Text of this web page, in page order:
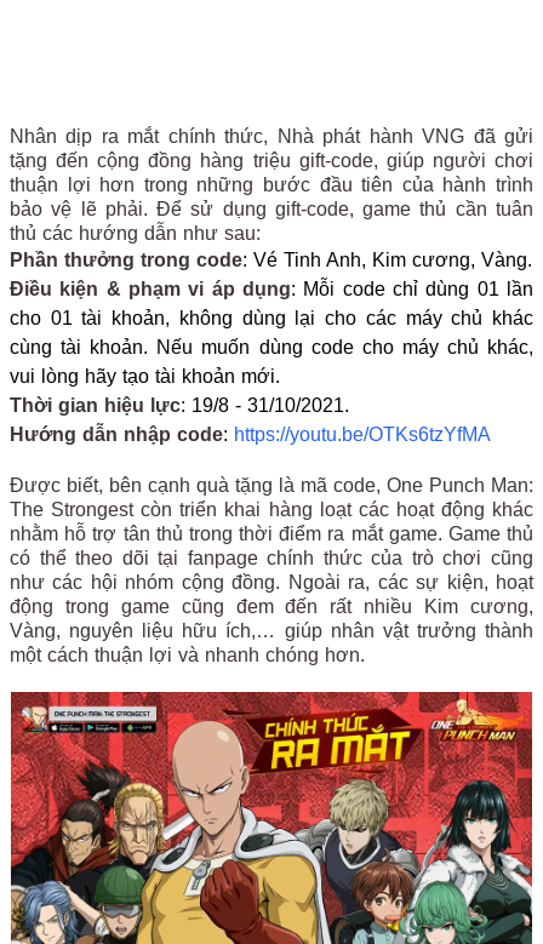
Nhân dịp ra mắt chính thức, Nhà phát hành VNG đã gửi
tặng đến cộng đồng hàng triệu gift-code, giúp người chơi
thuận lợi hơn trong những bước đầu tiên của hành trình
bảo vệ lẽ phải. Để sử dụng gift-code, game thủ cần tuân
thủ các hướng dẫn như sau:
Phần thưởng trong code: Vé Tinh Anh, Kim cương, Vàng.
Điều kiện & phạm vi áp dụng: Mỗi code chỉ dùng 01 lần
cho 01 tài khoản, không dùng lại cho các máy chủ khác
cùng tài khoản. Nếu muốn dùng code cho máy chủ khác,
vui lòng hãy tạo tài khoản mới.
Thời gian hiệu lực: 19/8 - 31/10/2021.
Hướng dẫn nhập code: https://youtu.be/OTKs6tzYfMA
Được biết, bên cạnh quà tặng là mã code, One Punch Man:
The Strongest còn triển khai hàng loạt các hoạt động khác
nhằm hỗ trợ tân thủ trong thời điểm ra mắt game. Game thủ
có thể theo dõi tại fanpage chính thức của trò chơi cũng
như các hội nhóm cộng đồng. Ngoài ra, các sự kiện, hoạt
động trong game cũng đem đến rất nhiều Kim cương,
Vàng, nguyên liệu hữu ích,… giúp nhân vật trưởng thành
một cách thuận lợi và nhanh chóng hơn.